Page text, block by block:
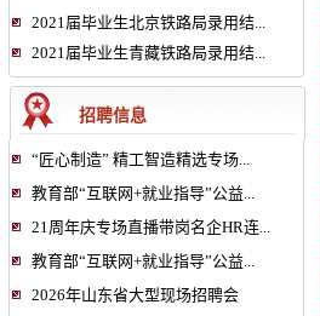
2021届毕业生北京铁路局录用结...
2021届毕业生青藏铁路局录用结...
招聘信息
“匠心制造” 精工智造精选专场...
教育部“互联网+就业指导”公益...
21周年庆专场直播带岗名企HR连...
教育部“互联网+就业指导”公益...
2026年山东省大型现场招聘会